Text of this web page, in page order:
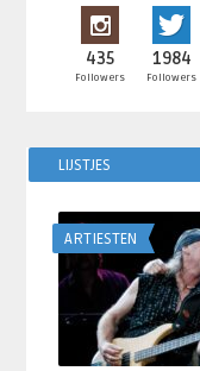
435
Followers
1984
Followers
LIJSTJES
ARTIESTEN